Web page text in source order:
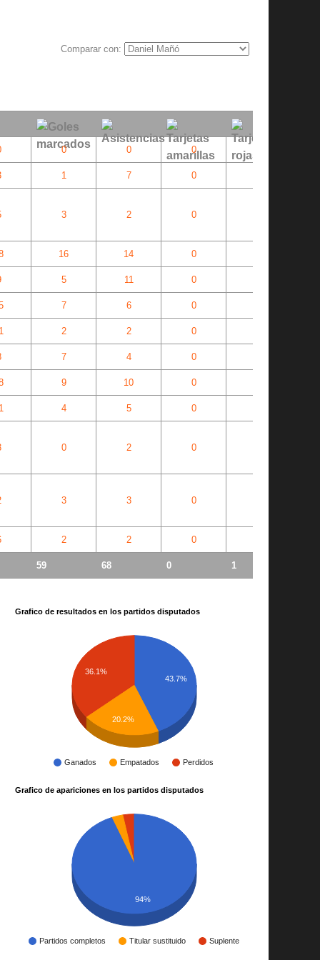
Comparar con:
0 0 0
1 7 0
3 2 0
16 14 0
5 11 0
7 6 0
2 2 0
7 4 0
9 10 0
4 5 0
0 2 0
3 3 0
2 2 0
59 68 0 1
Grafico de resultados en los partidos disputados
Ganados Empatados Perdidos
43.7%
36.1%
20.2%
Grafico de apariciones en los partidos disputados
Partidos completos Titular sustituido Suplente
94%